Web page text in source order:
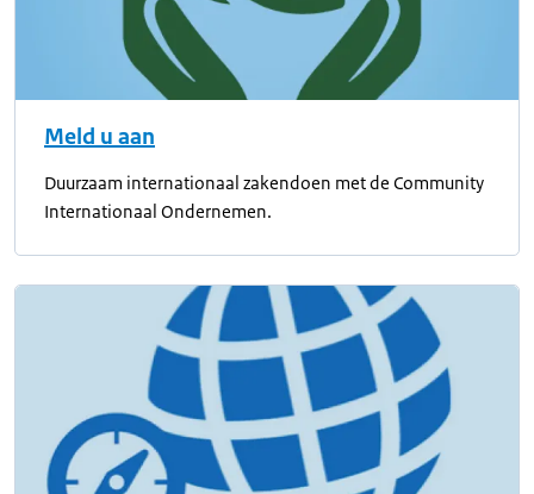
Meld u aan
Duurzaam internationaal zakendoen met de Community
Internationaal Ondernemen.